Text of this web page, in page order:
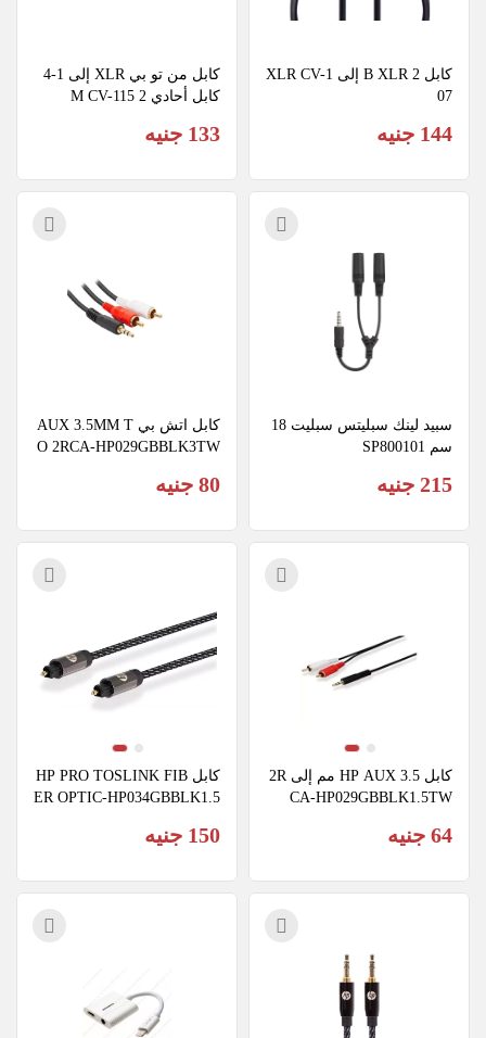
كابل 2 B XLR إلى XLR CV-1
07
144 جنيه
كابل أحادي 2 M CV-115
133 جنيه
سم SP800101
215 جنيه
كابل اتش بي AUX 3.5MM T
O 2RCA-HP029GBBLK3TW
80 جنيه
كابل HP AUX 3.5 مم إلى 2R
CA-HP029GBBLK1.5TW
64 جنيه
كابل HP PRO TOSLINK FIB
ER OPTIC-HP034GBBLK1.5
150 جنيه